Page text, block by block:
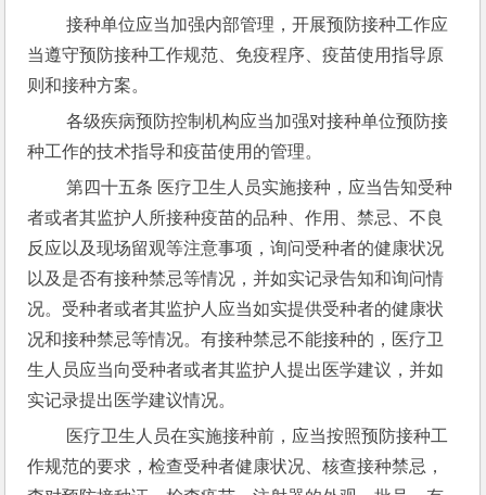
接种单位应当加强内部管理，开展预防接种工作应
当遵守预防接种工作规范、免疫程序、疫苗使用指导原
则和接种方案。
各级疾病预防控制机构应当加强对接种单位预防接
种工作的技术指导和疫苗使用的管理。
第四十五条 医疗卫生人员实施接种，应当告知受种
者或者其监护人所接种疫苗的品种、作用、禁忌、不良
反应以及现场留观等注意事项，询问受种者的健康状况
以及是否有接种禁忌等情况，并如实记录告知和询问情
况。受种者或者其监护人应当如实提供受种者的健康状
况和接种禁忌等情况。有接种禁忌不能接种的，医疗卫
生人员应当向受种者或者其监护人提出医学建议，并如
实记录提出医学建议情况。
作规范的要求，检查受种者健康状况、核查接种禁忌，